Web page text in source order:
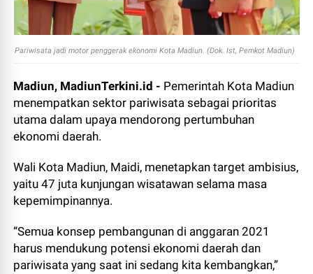
Pariwisata jadi motor penggerak ekonomi Kota Madiun. (Dok. Ist, Pemkot Madiun)
Madiun, MadiunTerkini.id - Pemerintah Kota Madiun
menempatkan sektor pariwisata sebagai prioritas
utama dalam upaya mendorong pertumbuhan
ekonomi daerah.
Wali Kota Madiun, Maidi, menetapkan target ambisius,
yaitu 47 juta kunjungan wisatawan selama masa
kepemimpinannya.
“Semua konsep pembangunan di anggaran 2021
harus mendukung potensi ekonomi daerah dan
pariwisata yang saat ini sedang kita kembangkan,”